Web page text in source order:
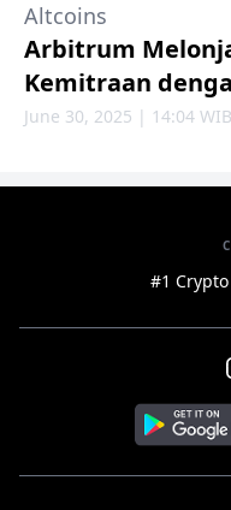
Altcoins
Arbitrum
Kemitraan
June 30, 2025 | 14:04 WIB
#1